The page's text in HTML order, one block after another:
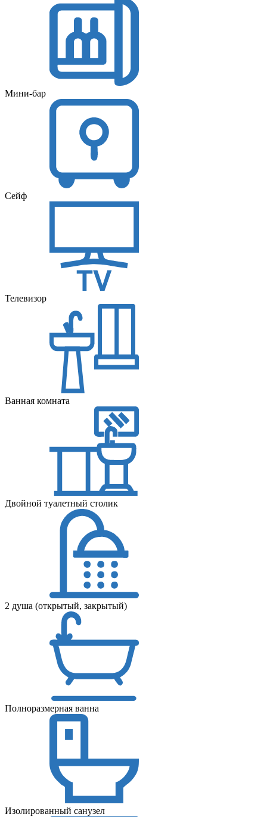
Мини-бар
Сейф
Телевизор
Ванная комната
Двойной туалетный столик
2 душа (открытый, закрытый)
Полноразмерная ванна
Изолированный санузел